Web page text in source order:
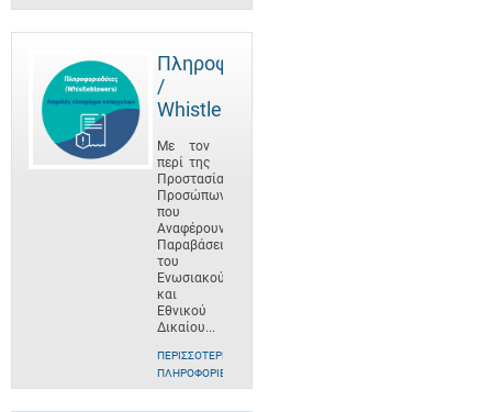
Πληροφοριοδότες
/
Whistleblowers
Με τον
περί της
Προστασίας
Προσώπων
που
Αναφέρουν
Παραβάσεις
του
Ενωσιακού
και
Εθνικού
Δικαίου...
ΠΕΡΙΣΣΌΤΕΡΕΣ
ΠΛΗΡΟΦΟΡΊΕΣ